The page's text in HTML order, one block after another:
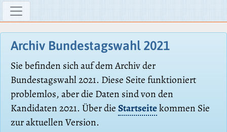
Archiv Bundestagswahl 2021
Sie befinden sich auf dem Archiv der
Bundestagswahl 2021. Diese Seite funktioniert
problemlos, aber die Daten sind von den
Kandidaten 2021. Über dieStartseitekommen Sie
zur aktuellen Version.